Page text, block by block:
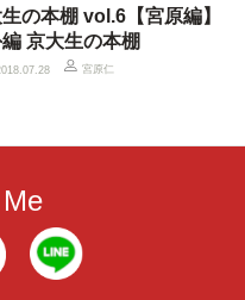
の本棚 vol.6【宮原編】
京大生の本棚
宮原仁